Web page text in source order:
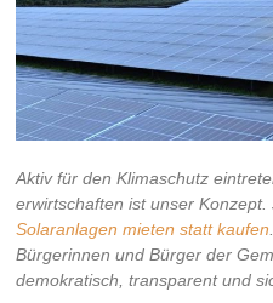
Aktiv für den Klimaschutz
erwirtschaften ist unser
Solaranlagen mieten statt kaufen
Bürgerinnen und Bürger der
demokratisch, transparent und